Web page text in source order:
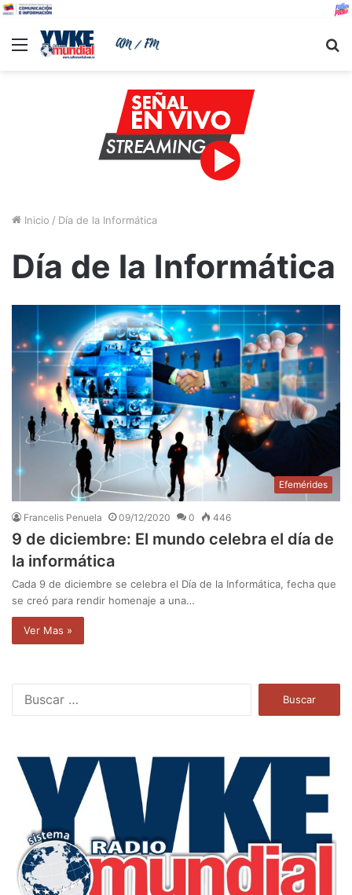
Menu
Inicio / Día de la Informática
Día de la Informática
Efemérides
Francelis Penuela 09/12/2020 0 446
9 de diciembre: El mundo celebra el día de
la informática
Cada 9 de diciembre se celebra el Día de la Informática, fecha que
se creó para rendir homenaje a una…
Ver Mas »
a